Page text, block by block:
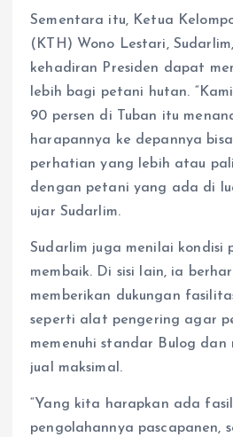
Sementara itu, Ketua
(KTH) Wono Lestari,
kehadiran Presiden dapat
lebih bagi petani hutan.
90 persen di Tuban itu
harapannya ke depannya
perhatian yang lebih atau
dengan petani yang ada di
ujar Sudarlim.
Sudarlim juga menilai kondisi
membaik. Di sisi lain, ia
memberikan dukungan
seperti alat pengering agar
memenuhi standar Bulog dan
jual maksimal.
“Yang kita harapkan ada
pengolahannya pascapanen,